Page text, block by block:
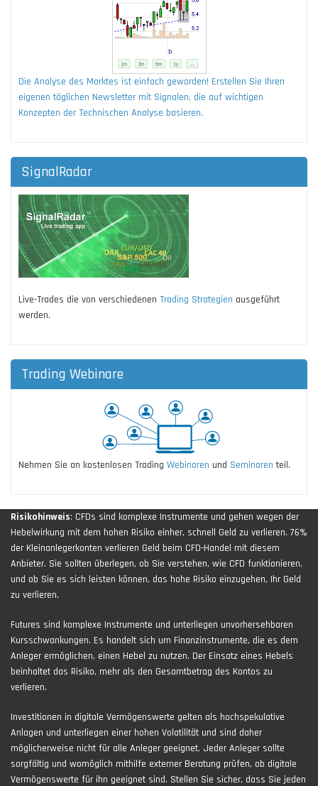
Die Analyse des Marktes ist einfach geworden! Erstellen Sie Ihren
eigenen täglichen Newsletter mit Signalen, die auf wichtigen
Konzepten der Technischen Analyse basieren.
SignalRadar
Live-Trades die von verschiedenen Trading Strategien ausgeführt
werden.
Trading Webinare
Nehmen Sie an kostenlosen Trading Webinaren und Seminaren teil.
Risikohinweis: CFDs sind komplexe Instrumente und gehen wegen der
Hebelwirkung mit dem hohen Risiko einher, schnell Geld zu verlieren. 76%
der Kleinanlegerkonten verlieren Geld beim CFD-Handel mit diesem
Anbieter. Sie sollten überlegen, ob Sie verstehen, wie CFD funktionieren,
und ob Sie es sich leisten können, das hohe Risiko einzugehen, Ihr Geld
zu verlieren.
Futures sind komplexe Instrumente und unterliegen unvorhersehbaren
Kursschwankungen. Es handelt sich um Finanzinstrumente, die es dem
Anleger ermöglichen, einen Hebel zu nutzen. Der Einsatz eines Hebels
beinhaltet das Risiko, mehr als den Gesamtbetrag des Kontos zu
verlieren.
Investitionen in digitale Vermögenswerte gelten als hochspekulative
Anlagen und unterliegen einer hohen Volatilität und sind daher
möglicherweise nicht für alle Anleger geeignet. Jeder Anleger sollte
sorgfältig und womöglich mithilfe externer Beratung prüfen, ob digitale
Vermögenswerte für ihn geeignet sind. Stellen Sie sicher, dass Sie jeden